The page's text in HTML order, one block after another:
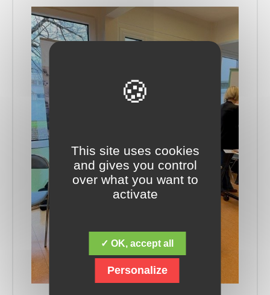
This site uses cookies
and gives you control
over what you want to
activate
✓ OK, accept all
Personalize